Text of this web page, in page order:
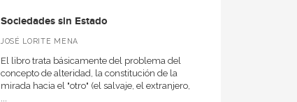
Sociedades sin Estado
JOSÉ LORITE MENA
El libro trata básicamente del problema del
concepto de alteridad, la constitución de la
mirada hacia el "otro" (el salvaje, el extranjero,
...